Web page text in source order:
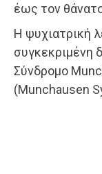
έως τον
Η ψυχιατρική
συγκεκριμένη
Σύνδρομο
(Munchausen